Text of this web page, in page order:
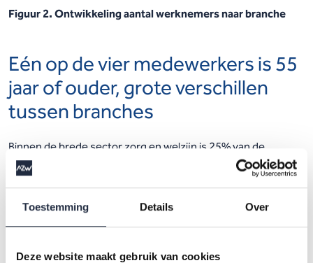
Toestemming Details Over
Deze website maakt gebruik van cookies
Figuur 2. Ontwikkeling aantal werknemers naar branche
Eén op de vier medewerkers is 55
jaar of ouder, grote verschillen
tussen branches
Binnen de brede sector zorg en welzijn is 25% van de
medewerkers 55 jaar of ouder, terwijl 14% jonger is dan 25
jaar. De leeftijdsverdeling verschilt sterk per branche. In de
kinderopvang (inclusief peuterspeelzaalwerk) is de helft van
de medewerkers jonger dan 35 jaar. In de jeugdzorg valt 32%